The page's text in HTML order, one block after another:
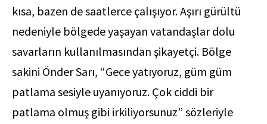
kısa, bazen de saatlerce çalışıyor. Aşırı gürültü
nedeniyle bölgede yaşayan vatandaşlar dolu
savarların kullanılmasından şikayetçi. Bölge
sakini Önder Sarı, “Gece yatıyoruz, güm güm
patlama sesiyle uyanıyoruz. Çok ciddi bir
patlama olmuş gibi irkiliyorsunuz” sözleriyle